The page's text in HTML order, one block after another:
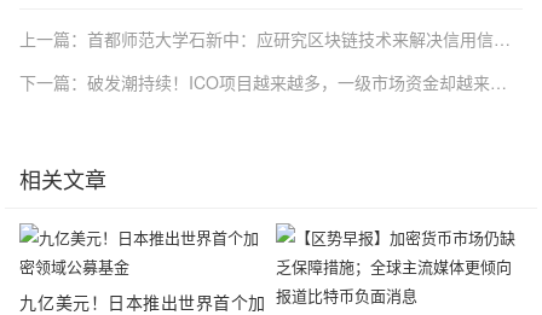
上一篇：首都师范大学石新中：应研究区块链技术来解决信用信息共享等方面的难题
下一篇：破发潮持续！ICO项目越来越多，一级市场资金却越来越少
相关文章
九亿美元！日本推出世界首个加